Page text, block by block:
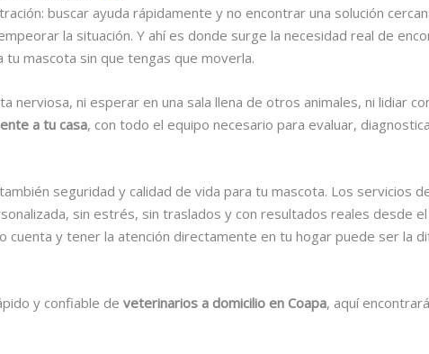
buscar ayuda rápidamente y no encontrar una solución
la situación. Y ahí es donde surge la necesidad real de
mascota sin que tengas que moverla.
nerviosa, ni esperar en una sala llena de otros animales, ni lidiar
a tu casa, con todo el equipo necesario para evaluar,
seguridad y calidad de vida para tu mascota. Los servicios
sin estrés, sin traslados y con resultados reales desde
cuenta y tener la atención directamente en tu hogar puede ser la
y confiable de veterinarios a domicilio en Coapa, aquí